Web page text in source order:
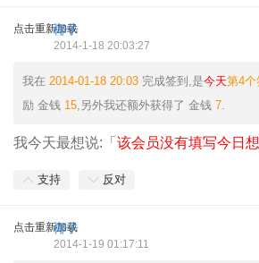
点击重新加载
椰子
2014-1-18 20:03:27
我在 2014-01-18 20:03 完成签到,是今天第4个
励 金钱 15,另外我还额外获得了 金钱 7.
我今天最想说:「 该会员没有填写今日
支持 反对
点击重新加载
椰子
2014-1-19 01:17:11